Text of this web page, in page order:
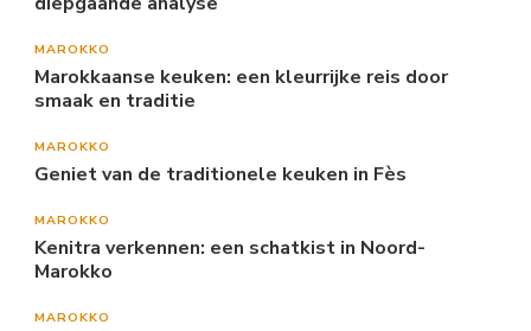
MAROKKO
Marokkaanse keuken: een kleurrijke reis door
smaak en traditie
MAROKKO
Geniet van de traditionele keuken in Fès
MAROKKO
Kenitra verkennen: een schatkist in Noord-
Marokko
MAROKKO